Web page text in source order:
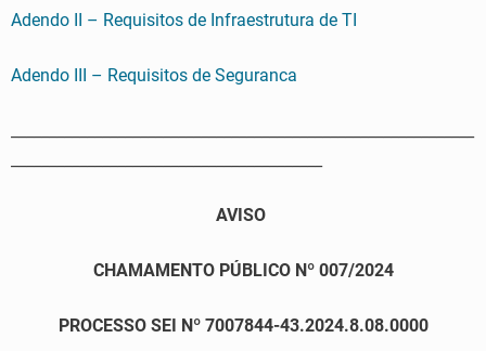
Adendo II – Requisitos de Infraestrutura de TI
Adendo III – Requisitos de Seguranca
AVISO
CHAMAMENTO PÚBLICO Nº 007/2024
PROCESSO SEI Nº 7007844-43.2024.8.08.0000